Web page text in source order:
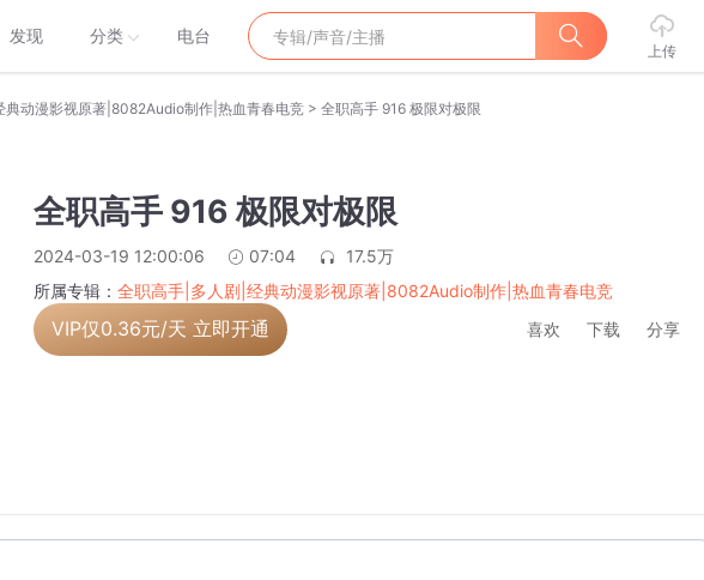
发现 分类 电台
上传
典动漫影视原著|8082Audio制作|热血青春电竞 > 全职高手 916 极限对极限
全职高手 916 极限对极限
2024-03-19 12:00:06 07:04
17.5万
所属专辑： 全职高手|多人剧|经典动漫影视原著|8082Audio制作|热血青春电竞
VIP仅0.36元/天 立即开通 喜欢 下载 分享